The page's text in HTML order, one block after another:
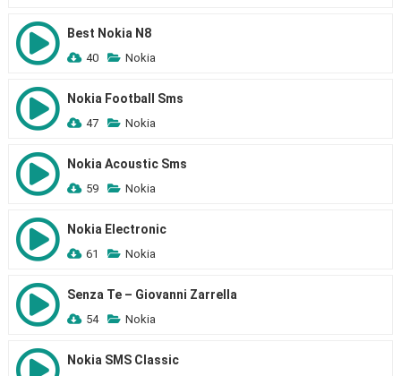
Best Nokia N8
40 Nokia
Nokia Football Sms
47 Nokia
Nokia Acoustic Sms
59 Nokia
Nokia Electronic
61 Nokia
Senza Te – Giovanni Zarrella
54 Nokia
Nokia SMS Classic